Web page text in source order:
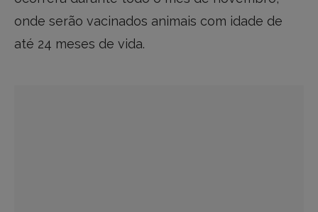
onde serão vacinados animais com idade de
até 24 meses de vida.